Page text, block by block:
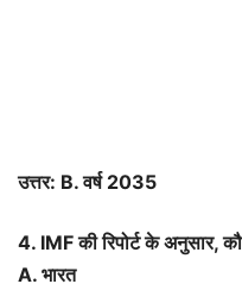
उत्तर: B. वर्ष 2035
4. IMF की रिपोर्ट के अनुसार,
A. भारत